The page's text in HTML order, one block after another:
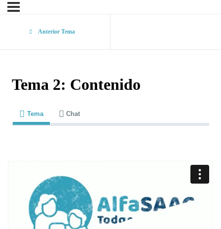
Anterior Tema
Tema 2: Contenido
Tema Chat